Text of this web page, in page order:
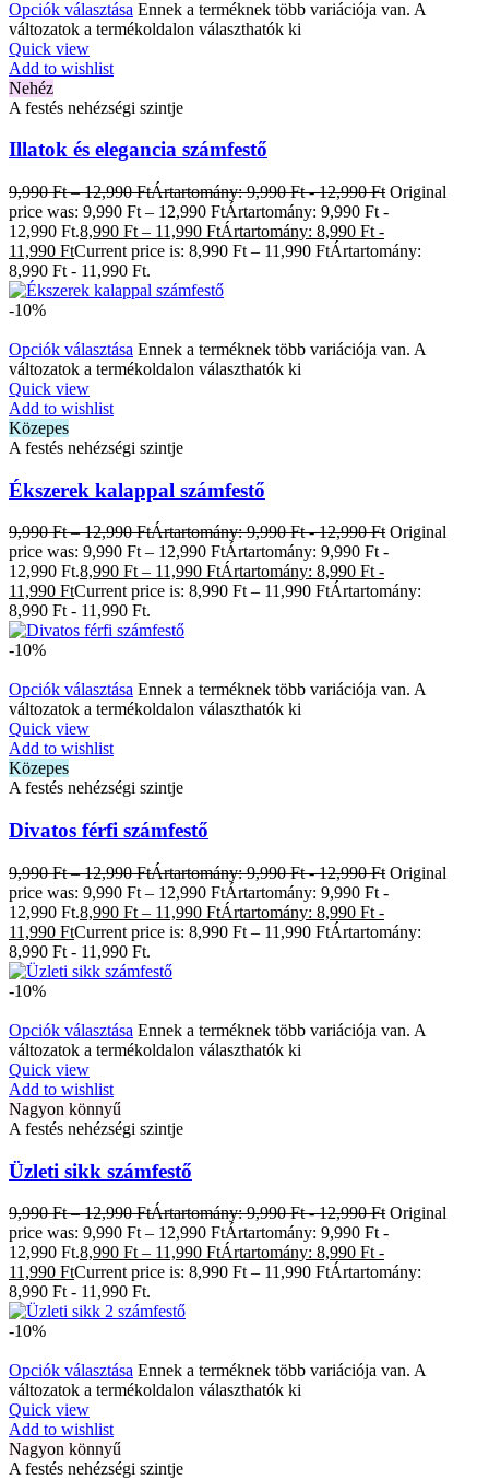
Opciók választása Ennek a terméknek több variációja van. A
változatok a termékoldalon választhatók ki
Quick view
Add to wishlist
Nehéz
A festés nehézségi szintje
Illatok és elegancia számfestő
9,990Ft – 12,990FtÁrtartomány: 9,990 Ft - 12,990 Ft Original
price was: 9,990 Ft – 12,990 FtÁrtartomány: 9,990 Ft -
12,990 Ft.8,990 Ft – 11,990 FtÁrtartomány: 8,990 Ft -
11,990 FtCurrent price is: 8,990 Ft – 11,990 FtÁrtartomány:
8,990 Ft - 11,990 Ft.
-10%
Opciók választása Ennek a terméknek több variációja van. A
változatok a termékoldalon választhatók ki
Quick view
Add to wishlist
Közepes
A festés nehézségi szintje
Ékszerek kalappal számfestő
9,990Ft – 12,990FtÁrtartomány: 9,990 Ft - 12,990 Ft Original
price was: 9,990 Ft – 12,990 FtÁrtartomány: 9,990 Ft -
12,990 Ft.8,990 Ft – 11,990 FtÁrtartomány: 8,990 Ft -
11,990 FtCurrent price is: 8,990 Ft – 11,990 FtÁrtartomány:
8,990 Ft - 11,990 Ft.
-10%
Opciók választása Ennek a terméknek több variációja van. A
változatok a termékoldalon választhatók ki
Quick view
Add to wishlist
Közepes
A festés nehézségi szintje
Divatos férfi számfestő
9,990Ft – 12,990FtÁrtartomány: 9,990 Ft - 12,990 Ft Original
price was: 9,990 Ft – 12,990 FtÁrtartomány: 9,990 Ft -
12,990 Ft.8,990 Ft – 11,990 FtÁrtartomány: 8,990 Ft -
11,990 FtCurrent price is: 8,990 Ft – 11,990 FtÁrtartomány:
8,990 Ft - 11,990 Ft.
-10%
Opciók választása Ennek a terméknek több variációja van. A
változatok a termékoldalon választhatók ki
Quick view
Add to wishlist
Nagyon könnyű
A festés nehézségi szintje
Üzleti sikk számfestő
9,990Ft – 12,990FtÁrtartomány: 9,990 Ft - 12,990 Ft Original
price was: 9,990 Ft – 12,990 FtÁrtartomány: 9,990 Ft -
12,990 Ft.8,990 Ft – 11,990 FtÁrtartomány: 8,990 Ft -
11,990 FtCurrent price is: 8,990 Ft – 11,990 FtÁrtartomány:
8,990 Ft - 11,990 Ft.
-10%
Opciók választása Ennek a terméknek több variációja van. A
változatok a termékoldalon választhatók ki
Quick view
Add to wishlist
Nagyon könnyű
A festés nehézségi szintje